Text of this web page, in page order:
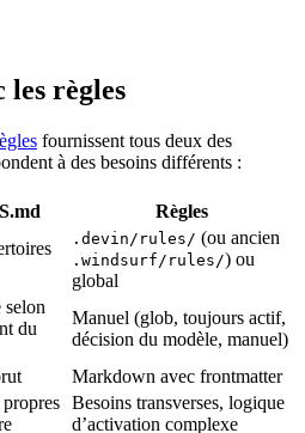
les règles
fournissent tous deux des
à des besoins différents :
Règles
.devin/rules/ (ou ancien
.windsurf/rules/) ou
global
du
Manuel (glob, toujours actif,
décision du modèle, manuel)
Markdown avec frontmatter
Besoins transverses, logique
d’activation complexe